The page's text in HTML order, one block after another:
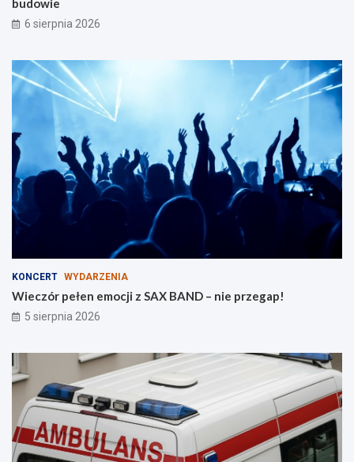
m
i
n
e
Ć
m
l
ó
w
–
p
l
a
e
z
a
b
a
b
u
d
w
i
e
A
N
D
n
i
e
z
e
g
a
p
!
budowie
6 sierpnia 2026
KONCERT WYDARZENIA
Wieczór pełen emocji z SAX BAND – nie przegap!
5 sierpnia 2026